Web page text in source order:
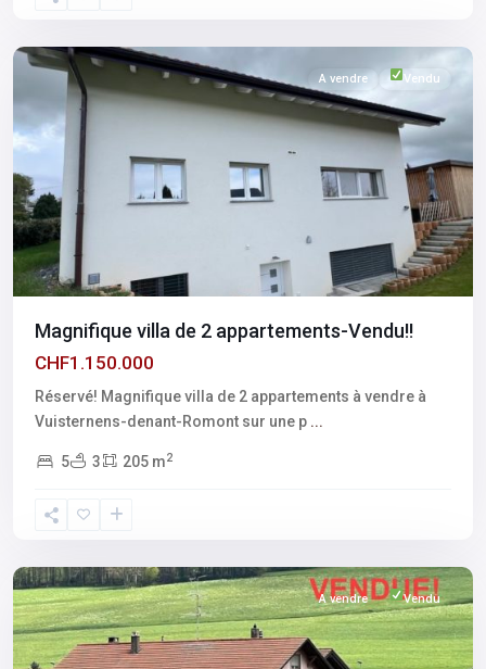
A vendre Vendu
Magnifique villa de 2 appartements-Vendu!!
CHF1.150.000
Réservé! Magnifique villa de 2 appartements à vendre à
Vuisternens-denant-Romont sur une p ...
5 3 205 m2
Fribourg,
devant-
A vendre Vendu